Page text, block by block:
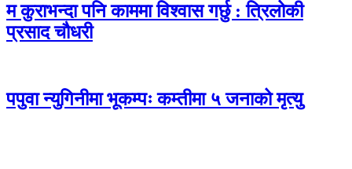
म कुराभन्दा पनि काममा विश्वास गर्छु : त्रिलोकी
प्रसाद चौधरी
पपुवा न्युगिनीमा भूकम्पः कम्तीमा ५ जनाको मृत्यु